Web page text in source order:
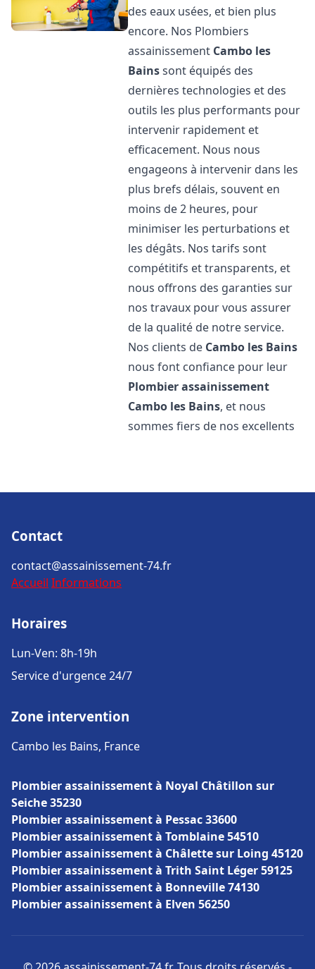
des eaux usées, et bien plus
encore. Nos Plombiers
assainissement Cambo les
Bainssont équipés des
dernières technologies et des
outils les plus performants pour
intervenir rapidement et
efficacement. Nous nous
engageons à intervenir dans les
plus brefs délais, souvent en
moins de 2 heures, pour
minimiser les perturbations et
les dégâts. Nos tarifs sont
compétitifs et transparents, et
nous offrons des garanties sur
nos travaux pour vous assurer
de la qualité de notre service.
Nos clients de Cambo les Bains
nous font confiance pour leur
Plombier assainissement
Cambo les Bains, et nous
sommes fiers de nos excellents
Contact
contact@assainissement-74.fr
Accueil Informations
Horaires
Lun-Ven: 8h-19h
Service d'urgence 24/7
Zone intervention
Cambo les Bains, France
Plombier assainissement à Noyal Châtillon sur
Seiche 35230
Plombier assainissement à Pessac 33600
Plombier assainissement à Tomblaine 54510
Plombier assainissement à Châlette sur Loing 45120
Plombier assainissement à Trith Saint Léger 59125
Plombier assainissement à Bonneville 74130
Plombier assainissement à Elven 56250